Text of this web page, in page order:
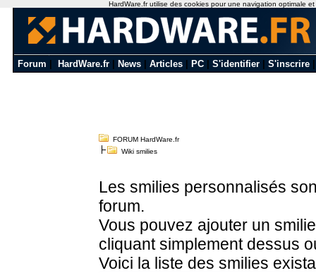
Forum HardWare.fr News Articles PC S'identifier S'inscrire
FORUM HardWare.fr
Wiki smilies
Les smilies personnalisés
forum.
Vous pouvez ajouter un
cliquant simplement dessus
Voici la liste des smilies
HardWare.fr utilise des cookies pour une navigation optimale